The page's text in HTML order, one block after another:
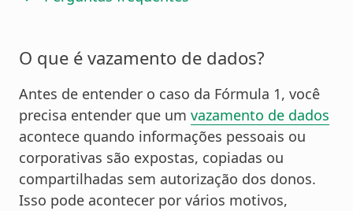
O que é vazamento de dados?
Antes de entender o caso da Fórmula 1, você
precisa entender que um vazamento de dados
acontece quando informações pessoais ou
corporativas são expostas, copiadas ou
compartilhadas sem autorização dos donos.
Isso pode acontecer por vários motivos,